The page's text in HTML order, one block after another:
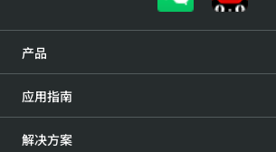
产品
应用指南
解决方案